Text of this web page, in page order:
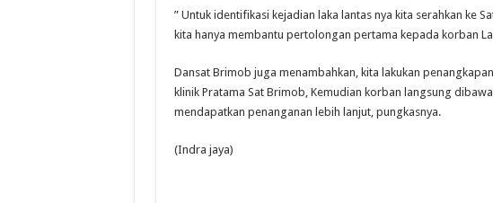
” Untuk identifikasi kejadian laka lantas nya kita serahkan ke
kita hanya membantu pertolongan pertama kepada korban
Dansat Brimob juga menambahkan, kita lakukan
klinik Pratama Sat Brimob, Kemudian korban langsung
mendapatkan penanganan lebih lanjut, pungkasnya.
(Indra jaya)